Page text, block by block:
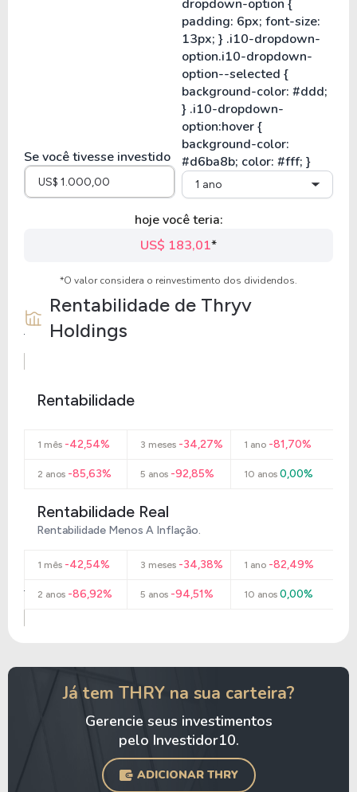
Se você tivesse investido
1 ano
hoje você teria:
US$ 183,01*
*O valor considera o reinvestimento dos dividendos.
Rentabilidade de Thryv
Holdings
Rentabilidade
1 mês -42,54% 3 meses -34,27% 1 ano-81,70%
2 anos -85,63% 5 anos -92,85% 10 anos0,00%
Rentabilidade Real
Rentabilidade Menos A Inflação.
1 mês -42,54% 3 meses -34,38% 1 ano-82,49%
2 anos -86,92% 5 anos -94,51% 10 anos0,00%
Já tem THRY na sua carteira?
Gerencie seus investimentos
pelo Investidor10.
ADICIONAR THRY